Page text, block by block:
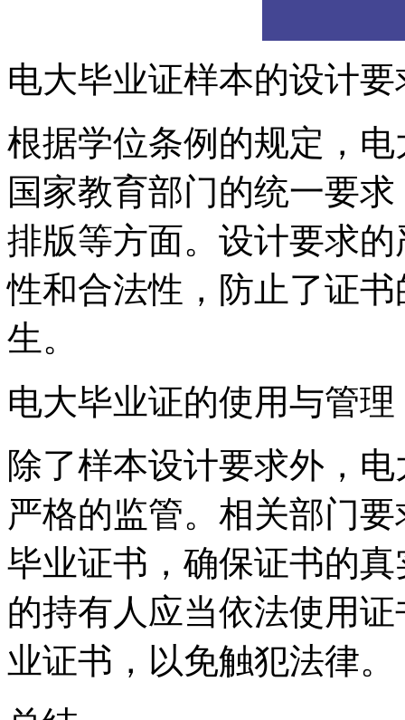
电大毕业证样本的设计
根据学位条例的规定，
国家教育部门的统一要
排版等方面。设计要求
性和合法性，防止了证
生。
电大毕业证的使用与管理
除了样本设计要求外，
严格的监管。相关部门
毕业证书，确保证书的
的持有人应当依法使用
业证书，以免触犯法律。